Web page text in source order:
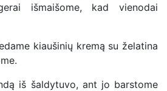
išmaišome, kad vienodai
kiaušinių kremą su želatina
iš šaldytuvo, ant jo barstome